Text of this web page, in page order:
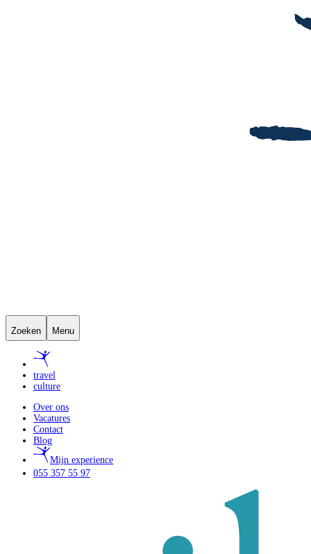
Zoeken Menu
travel
culture
Over ons
Vacatures
Contact
Blog
Mijn experience
055 357 55 97